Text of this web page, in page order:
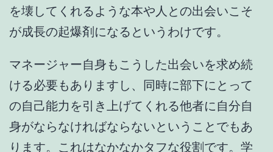
を壊してくれるような本や人との出会いこそ
が成長の起爆剤になるというわけです。
マネージャー自身もこうした出会いを求め続
ける必要もありますし、同時に部下にとって
の自己能力を引き上げてくれる他者に自分自
身がならなければならないということでもあ
ります。これはなかなかタフな役割です。学